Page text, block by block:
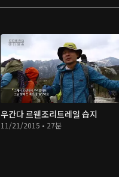
우간다 르웬조리트레일 습지
11/21/2015 • 27분